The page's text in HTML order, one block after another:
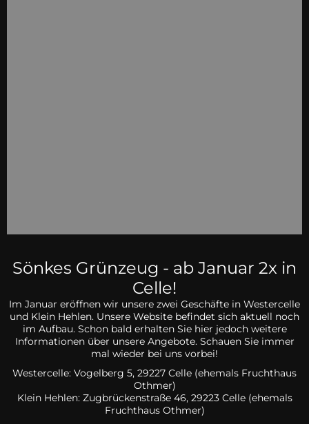
Sönkes Grünzeug - ab Januar 2x in
Celle!
Im Januar eröffnen wir unsere zwei Geschäfte in Westercelle
und Klein Hehlen. Unsere Website befindet sich aktuell noch
im Aufbau. Schon bald erhalten Sie hier jedoch weitere
Informationen über unsere Angebote. Schauen Sie immer
mal wieder bei uns vorbei!
Westercelle: Vogelberg 5, 29227 Celle (ehemals Fruchthaus
Othmer)
Klein Hehlen: Zugbrückenstraße 46, 29223 Celle(ehemals
Fruchthaus Othmer)